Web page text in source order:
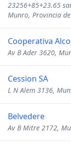
23256+85+23.65
Munro, Provincia
Cooperativa
Av B Ader 3620,
Cession SA
L N Alem 3136,
Belvedere
Av B Mitre 2172,